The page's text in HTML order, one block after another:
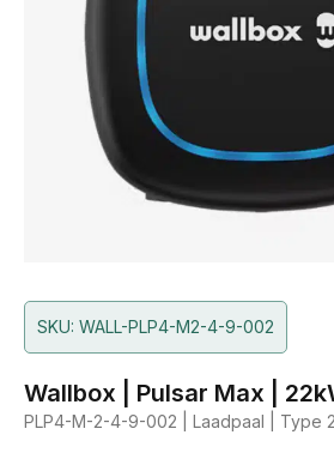
SKU: WALL-PLP4-M2-4-9-002
Wallbox | Pulsar Max |
PLP4-M-2-4-9-002 | Laadpaal | Type